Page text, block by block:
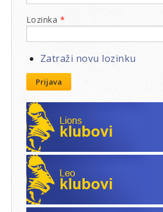
Lozinka *
Zatraži novu lozinku
Prijava
Lions klubovi
Leo klubovi